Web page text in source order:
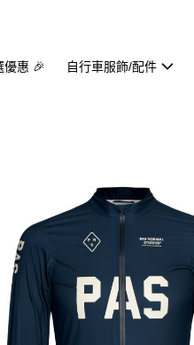
優惠 🎉 自行車服飾/配件